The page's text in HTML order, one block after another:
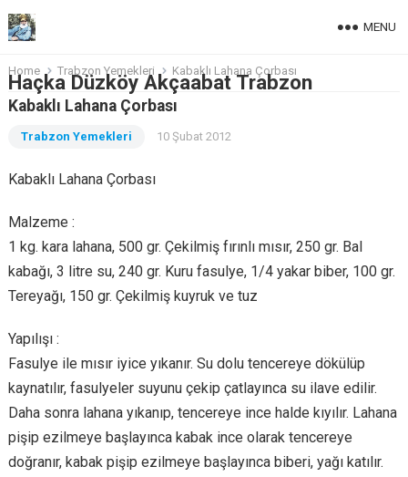
Haçka Düzköy Akçaabat Trabzon
MENU
Home Trabzon Yemekleri Kabaklı Lahana Çorbası
Kabaklı Lahana Çorbası
Trabzon Yemekleri 10 Şubat 2012
Kabaklı Lahana Çorbası
Malzeme :
1 kg. kara lahana, 500 gr. Çekilmiş fırınlı mısır, 250 gr. Bal
kabağı, 3 litre su, 240 gr. Kuru fasulye, 1/4 yakar biber, 100 gr.
Tereyağı, 150 gr. Çekilmiş kuyruk ve tuz
Yapılışı :
Fasulye ile mısır iyice yıkanır. Su dolu tencereye dökülüp
kaynatılır, fasulyeler suyunu çekip çatlayınca su ilave edilir.
Daha sonra lahana yıkanıp, tencereye ince halde kıyılır. Lahana
pişip ezilmeye başlayınca kabak ince olarak tencereye
doğranır, kabak pişip ezilmeye başlayınca biberi, yağı katılır.